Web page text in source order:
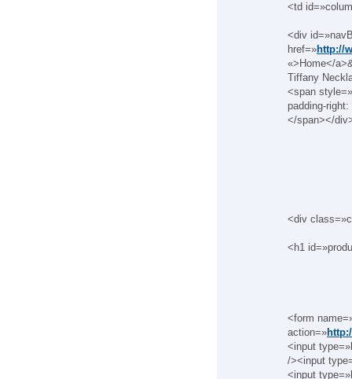
<td
<div
href=»http://
«>Home</
Tiffany
<span
padding-
</span></
<div
<h1
<form
action=»
<input
/><input
<input